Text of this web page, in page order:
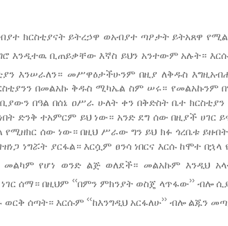
ክርስቲያናት ይትረኃዋ ወአብያተ ጣዖታት ይትአጸዋ
እንዲተዉ ቢጠይቃቸው እኛስ ይህን አንተውም አሉት።
እንሠራለን። መሥዋዕታችሁንም በዚያ ለቅዱስ
በመልአኩ ቅዱስ ሚካኤል ስም ሠሩ። የመልአኩንም
በዓል በሰኔ ዐሥራ ሁለት ቀን በቅድስት ቤተ
ድንቅ ተአምርም ይህ ነው። አንድ ደግ ሰው በዚያች ሀገር
ሰው ነው። በዚህ ሥራው ግን ይህ ክፉ ጎረቤቱ
ነግሯት ያርፋል። እርሷም ፀንሳ ነበርና እርሱ ከሞተ
የሆነ ወንድ ልጅ ወለደች። መልአኩም እንዲህ
ሰማ። በዚህም ‹‹በምን ምክንያት ወስጄ ላጥፋው››ብሎ
ወርቅ ሰጣት። እርሱም‹‹ከእንግዲህ አርፋለሁ›› ብሎ ልጁን